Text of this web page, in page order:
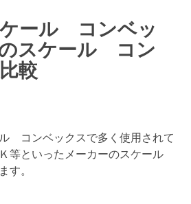
ール コンベッ
スケール コン
較
コンベックスで多く使用されて
等といったメーカーのスケール
す。